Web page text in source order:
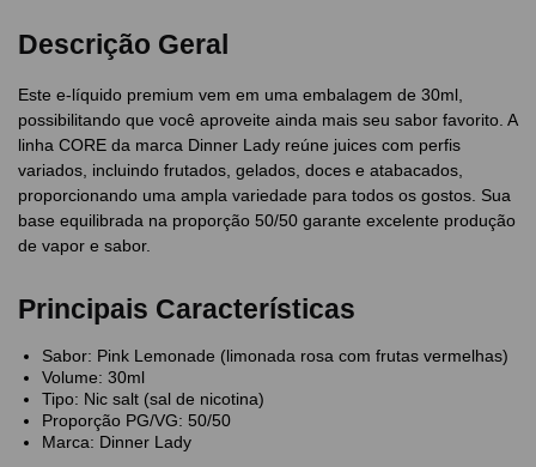
Descrição Geral
Este e-líquido premium vem em uma embalagem de 30ml,
possibilitando que você aproveite ainda mais seu sabor favorito. A
linha CORE da marca Dinner Lady reúne juices com perfis
variados, incluindo frutados, gelados, doces e atabacados,
proporcionando uma ampla variedade para todos os gostos. Sua
base equilibrada na proporção 50/50 garante excelente produção
de vapor e sabor.
Principais Características
Sabor: Pink Lemonade (limonada rosa com frutas vermelhas)
Volume: 30ml
Tipo: Nic salt (sal de nicotina)
Proporção PG/VG: 50/50
Marca: Dinner Lady